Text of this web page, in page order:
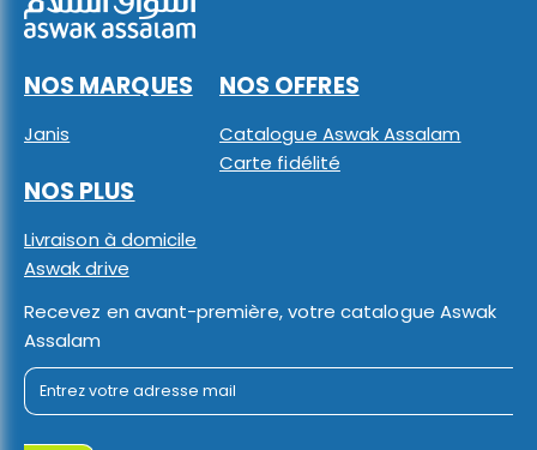
NOS MARQUES
Janis
NOS OFFRES
Catalogue Aswak Assalam
Carte fidélité
NOS PLUS
Livraison à domicile
Aswak drive
Recevez en avant-première, votre catalogue Aswak
Assalam